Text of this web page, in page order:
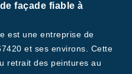
façade fiable à
est une entreprise de
et ses environs. Cette
retrait des peintures au